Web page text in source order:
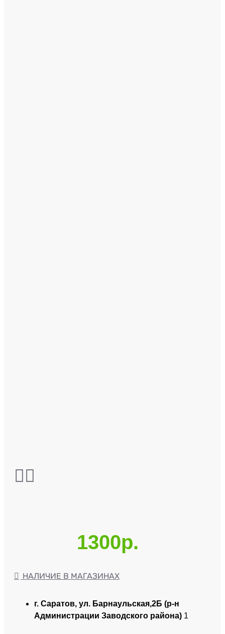
1300р.
НАЛИЧИЕ В МАГАЗИНАХ
г. Саратов, ул. Барнаульская,2Б (р-н
Администрации Заводского района) 1